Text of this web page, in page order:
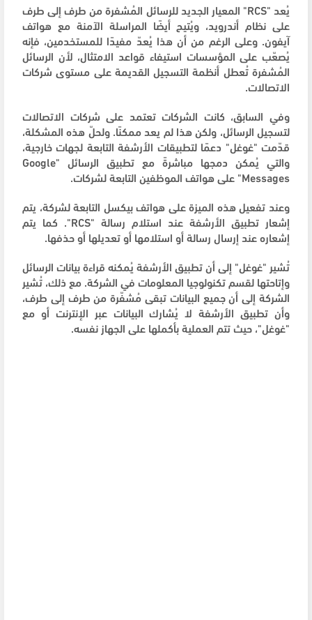
يُعد "RCS" المعيار الجديد للرسائل المُشفرة من طرف إلى طرف
على نظام أندرويد، ويُتيح أيضًا المراسلة الآمنة مع هواتف
آيفون. وعلى الرغم من أن هذا يُعدّ مفيدًا للمستخدمين، فإنه
يُصعّب على المؤسسات استيفاء قواعد الامتثال، لأن الرسائل
المُشفرة تُعطل أنظمة التسجيل القديمة على مستوى شركات
الاتصالات.
وفي السابق، كانت الشركات تعتمد على شركات الاتصالات
لتسجيل الرسائل، ولكن هذا لم يعد ممكنًا. ولحلّ هذه المشكلة،
قدّمت "غوغل" دعمًا لتطبيقات الأرشفة التابعة لجهات خارجية،
والتي يُمكن دمجها مباشرةً مع تطبيق الرسائل "Google
Messages" على هواتف الموظفين التابعة لشركات.
وعند تفعيل هذه الميزة على هواتف بيكسل التابعة لشركة، يتم
إشعار تطبيق الأرشفة عند استلام رسالة "RCS". كما يتم
إشعاره عند إرسال رسالة أو استلامها أو تعديلها أو حذفها.
تُشير "غوغل" إلى أن تطبيق الأرشفة يُمكنه قراءة بيانات الرسائل
وإتاحتها لقسم تكنولوجيا المعلومات في الشركة. مع ذلك، تُشير
الشركة إلى أن جميع البيانات تبقى مُشفّرة من طرف إلى طرف،
وأن تطبيق الأرشفة لا يُشارك البيانات عبر الإنترنت أو مع
"غوغل"، حيث تتم العملية بأكملها على الجهاز نفسه.